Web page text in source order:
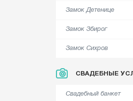
Замок Детенице
Замок Збирог
Замок Сихров
СВАДЕБНЫЕ
Свадебный банкет